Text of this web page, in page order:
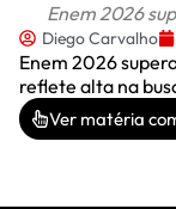
Enem 2026
Diego Carvalho
Enem 2026
reflete alta na
Ver matéria